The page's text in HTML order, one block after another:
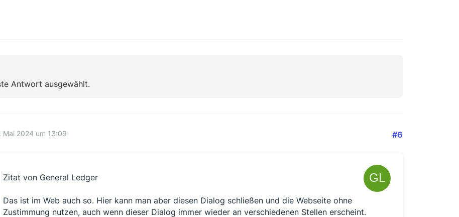
Antwort ausgewählt.
Mai 2024 um 13:09 #6
Zitat von General Ledger
Das ist im Web auch so. Hier kann man aber diesen Dialog schließen und die Webseite ohne
Zustimmung nutzen, auch wenn dieser Dialog immer wieder an verschiedenen Stellen erscheint.